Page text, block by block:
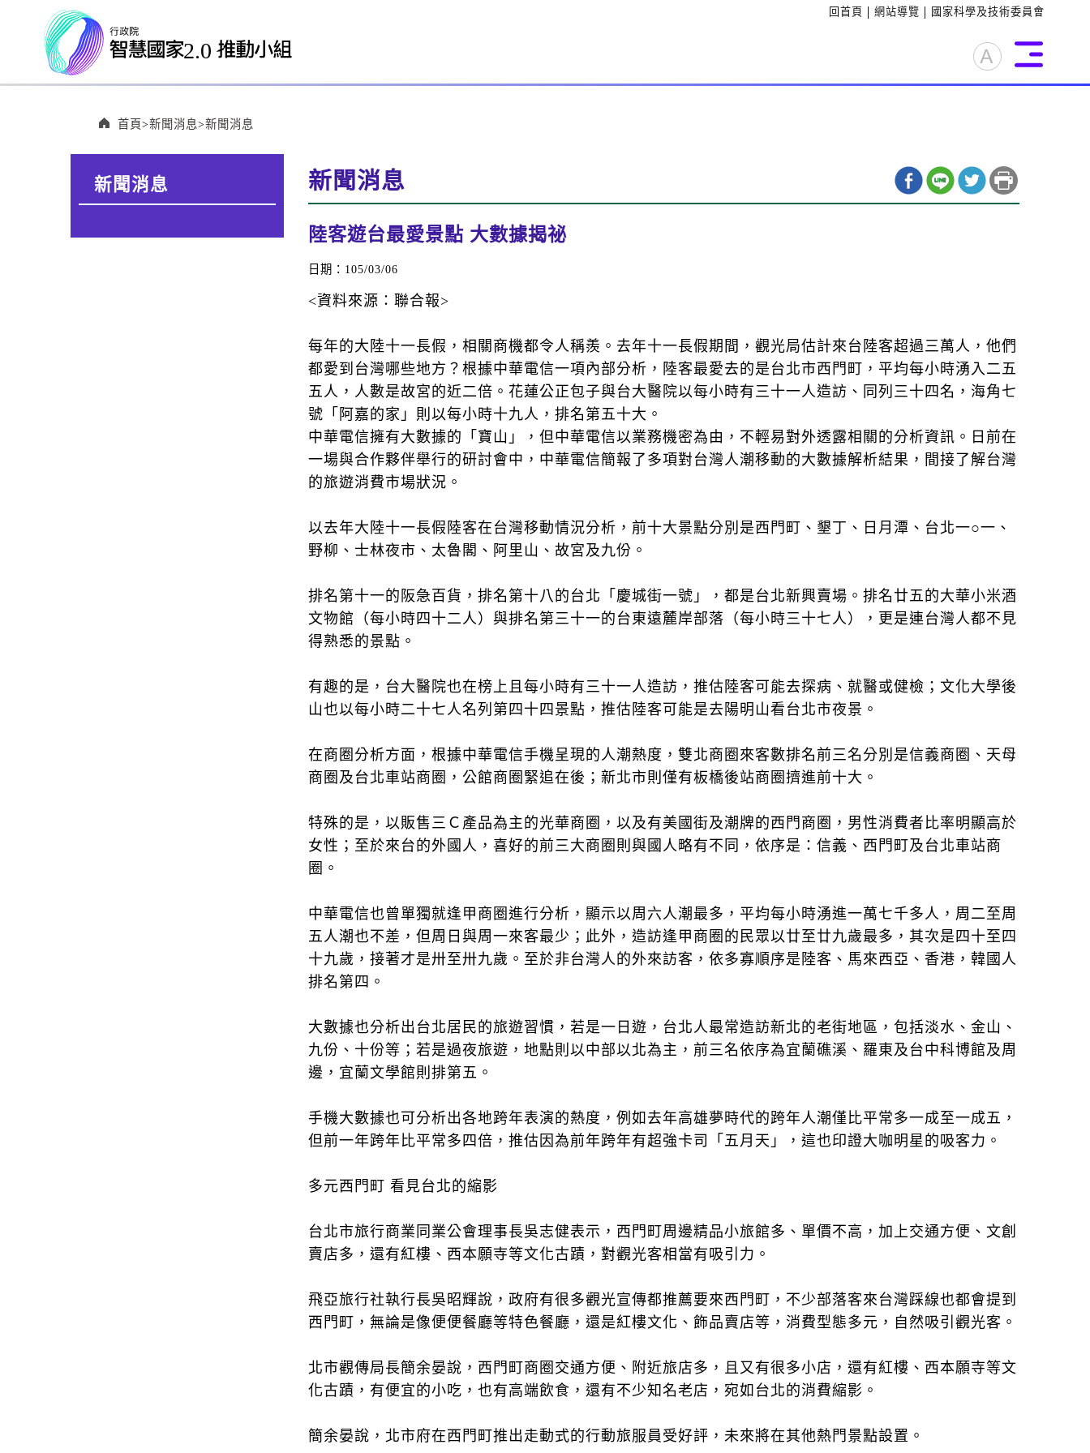
回首頁 網站導覽 國家科學及技術委員會
打開文字大小切換清單
首頁 新聞消息 新聞消息
新聞消息 新聞消息
:::
陸客遊台最愛景點 大數據揭祕
日期：105/03/06
<資料來源：聯合報>
每年的大陸十一長假，相關商機都令人稱羨。去年十一長假期間，觀光局估計來台陸客超過三萬人，他們
都愛到台灣哪些地方？根據中華電信一項內部分析，陸客最愛去的是台北市西門町，平均每小時湧入二五
五人，人數是故宮的近二倍。花蓮公正包子與台大醫院以每小時有三十一人造訪、同列三十四名，海角七
號「阿嘉的家」則以每小時十九人，排名第五十大。
中華電信擁有大數據的「寶山」，但中華電信以業務機密為由，不輕易對外透露相關的分析資訊。日前在
一場與合作夥伴舉行的研討會中，中華電信簡報了多項對台灣人潮移動的大數據解析結果，間接了解台灣
的旅遊消費市場狀況。
以去年大陸十一長假陸客在台灣移動情況分析，前十大景點分別是西門町、墾丁、日月潭、台北一○一、
野柳、士林夜市、太魯閣、阿里山、故宮及九份。
排名第十一的阪急百貨，排名第十八的台北「慶城街一號」，都是台北新興賣場。排名廿五的大華小米酒
文物館（每小時四十二人）與排名第三十一的台東遠麓岸部落（每小時三十七人），更是連台灣人都不見
得熟悉的景點。
有趣的是，台大醫院也在榜上且每小時有三十一人造訪，推估陸客可能去探病、就醫或健檢；文化大學後
山也以每小時二十七人名列第四十四景點，推估陸客可能是去陽明山看台北市夜景。
在商圈分析方面，根據中華電信手機呈現的人潮熱度，雙北商圈來客數排名前三名分別是信義商圈、天母
商圈及台北車站商圈，公館商圈緊追在後；新北市則僅有板橋後站商圈擠進前十大。
特殊的是，以販售三Ｃ產品為主的光華商圈，以及有美國街及潮牌的西門商圈，男性消費者比率明顯高於
女性；至於來台的外國人，喜好的前三大商圈則與國人略有不同，依序是：信義、西門町及台北車站商
圈。
中華電信也曾單獨就逢甲商圈進行分析，顯示以周六人潮最多，平均每小時湧進一萬七千多人，周二至周
五人潮也不差，但周日與周一來客最少；此外，造訪逢甲商圈的民眾以廿至廿九歲最多，其次是四十至四
十九歲，接著才是卅至卅九歲。至於非台灣人的外來訪客，依多寡順序是陸客、馬來西亞、香港，韓國人
排名第四。
大數據也分析出台北居民的旅遊習慣，若是一日遊，台北人最常造訪新北的老街地區，包括淡水、金山、
九份、十份等；若是過夜旅遊，地點則以中部以北為主，前三名依序為宜蘭礁溪、羅東及台中科博館及周
邊，宜蘭文學館則排第五。
手機大數據也可分析出各地跨年表演的熱度，例如去年高雄夢時代的跨年人潮僅比平常多一成至一成五，
但前一年跨年比平常多四倍，推估因為前年跨年有超強卡司「五月天」，這也印證大咖明星的吸客力。
多元西門町 看見台北的縮影
台北市旅行商業同業公會理事長吳志健表示，西門町周邊精品小旅館多、單價不高，加上交通方便、文創
賣店多，還有紅樓、西本願寺等文化古蹟，對觀光客相當有吸引力。
飛亞旅行社執行長吳昭輝說，政府有很多觀光宣傳都推薦要來西門町，不少部落客來台灣踩線也都會提到
西門町，無論是像便便餐廳等特色餐廳，還是紅樓文化、飾品賣店等，消費型態多元，自然吸引觀光客。
北市觀傳局長簡余晏說，西門町商圈交通方便、附近旅店多，且又有很多小店，還有紅樓、西本願寺等文
化古蹟，有便宜的小吃，也有高端飲食，還有不少知名老店，宛如台北的消費縮影。
簡余晏說，北市府在西門町推出走動式的行動旅服員受好評，未來將在其他熱門景點設置。